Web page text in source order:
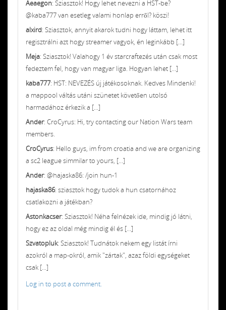
Aeaegon: Sziasztok! Hogy lehet nevezni a HST-be?
@kaba777 van esetleg valami honlap erről? köszi!
alxird: Sziasztok, annyit akarok tudni hogy láttam, lehet itt
regisztrálni azt hogy streamer vagyok, én leginkább [...]
Meja: Sziasztok! Valahogy 1 év starcraftezés után csak most
fedeztem fel, hogy van magyar liga. Hogyan lehet [...]
kaba777: HST: NEVEZÉS új játékosoknak. Kedves Mindenki!
a mappool váltás utáni szünetet követően utolsó
harmadához érkezik a [...]
Ander: CroCyrus: Hi, try contacting our Nation Wars team
members.
CroCyrus: Hello guys, im from croatia and we are organizing
a sc2 league simmilar to yours, [...]
Ander: @hajaska86: /join hun-1
hajaska86: sziasztok hogy tudok a hun csatornához
csatlakozni a játékban?
Astonkacser: Sziasztok! Néha felnézek ide, mindig jó látni,
hogy ez az oldal még mindig él és [...]
Szvatopluk: Sziasztok! Tudnátok nekem egy listát írni
azokról a map-okról, amik "zártak", azaz földi egységeket
csak [...]
Log in to post a comment.